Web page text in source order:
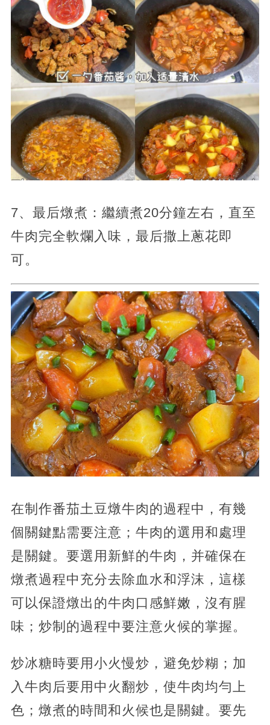
7、最后燉煮：繼續煮20分鐘左右，直至
牛肉完全軟爛入味，最后撒上蔥花即
可。
在制作番茄土豆燉牛肉的過程中，有幾
個關鍵點需要注意；牛肉的選用和處理
是關鍵。要選用新鮮的牛肉，并確保在
燉煮過程中充分去除血水和浮沫，這樣
可以保證燉出的牛肉口感鮮嫩，沒有腥
味；炒制的過程中要注意火候的掌握。
炒冰糖時要用小火慢炒，避免炒糊；加
入牛肉后要用中火翻炒，使牛肉均勻上
色；燉煮的時間和火候也是關鍵。要先